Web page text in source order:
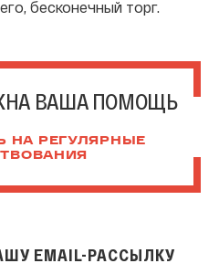
бесконечный торг.
ВАША ПОМОЩЬ
НА РЕГУЛЯРНЫЕ
EMAIL-РАССЫЛКУ